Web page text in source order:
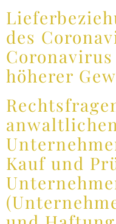
des
höherer
Kauf und